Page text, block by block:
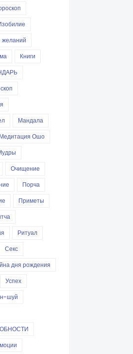
желаний
Книги
Мандала
Медитация Ошо
Очищение
Порча
Приметы
Ритуал
Секс
дня рождения
Успех
шуй